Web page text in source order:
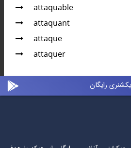
attaquable
attaquant
attaque
attaquer
رایگان